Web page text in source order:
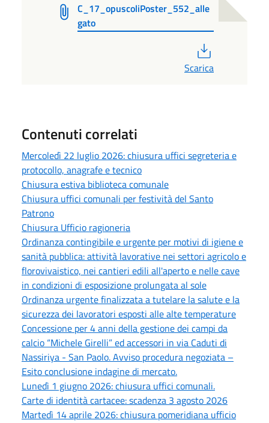
C_17_opuscoliPoster_552_alle
gato
Scarica
Contenuti correlati
Mercoledì 22 luglio 2026: chiusura uffici segreteria e
protocollo, anagrafe e tecnico
Chiusura estiva biblioteca comunale
Chiusura uffici comunali per festività del Santo
Patrono
Chiusura Ufficio ragioneria
Ordinanza contingibile e urgente per motivi di igiene e
sanità pubblica: attività lavorative nei settori agricolo e
florovivaistico, nei cantieri edili all'aperto e nelle cave
in condizioni di esposizione prolungata al sole
Ordinanza urgente finalizzata a tutelare la salute e la
sicurezza dei lavoratori esposti alle alte temperature
Concessione per 4 anni della gestione dei campi da
calcio “Michele Girelli” ed accessori in via Caduti di
Nassiriya - San Paolo. Avviso procedura negoziata –
Esito conclusione indagine di mercato.
Lunedì 1 giugno 2026: chiusura uffici comunali.
Carte di identità cartacee: scadenza 3 agosto 2026
Martedì 14 aprile 2026: chiusura pomeridiana ufficio